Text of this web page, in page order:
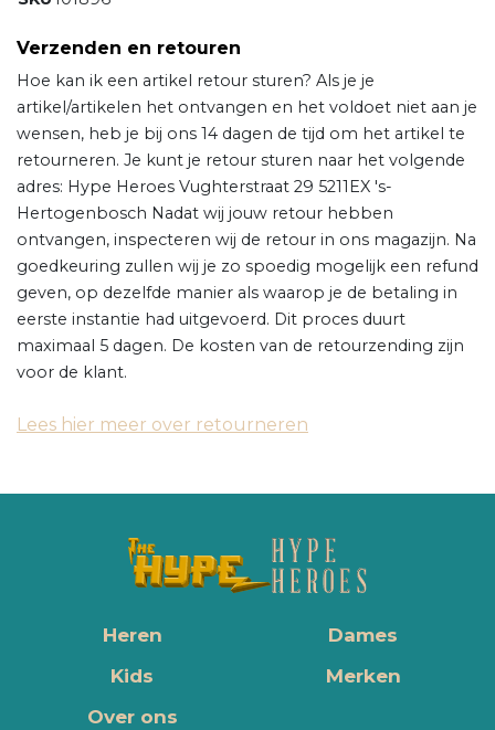
Verzenden en retouren
Hoe kan ik een artikel retour sturen? Als je je
artikel/artikelen het ontvangen en het voldoet niet aan je
wensen, heb je bij ons 14 dagen de tijd om het artikel te
retourneren. Je kunt je retour sturen naar het volgende
adres: Hype Heroes Vughterstraat 29 5211EX 's-
Hertogenbosch Nadat wij jouw retour hebben
ontvangen, inspecteren wij de retour in ons magazijn. Na
goedkeuring zullen wij je zo spoedig mogelijk een refund
geven, op dezelfde manier als waarop je de betaling in
eerste instantie had uitgevoerd. Dit proces duurt
maximaal 5 dagen. De kosten van de retourzending zijn
voor de klant.
Lees hier meer over retourneren
Heren
Dames
Kids
Merken
Over ons